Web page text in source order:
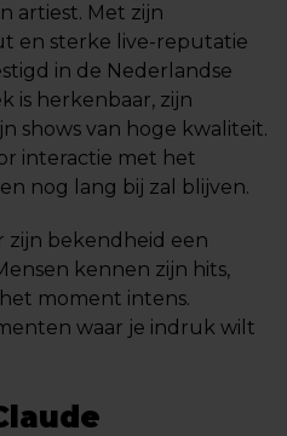
artiest. Met zijn
en sterke live-reputatie
in de Nederlandse
is herkenbaar, zijn
shows van hoge kwaliteit.
interactie met het
nog lang bij zal blijven.
zijn bekendheid een
kennen zijn hits,
moment intens.
waar je indruk wilt